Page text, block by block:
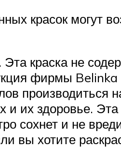
красок могут
краска не
фирмы Belinka
производиться
и их здоровье.
сохнет и не
вы хотите